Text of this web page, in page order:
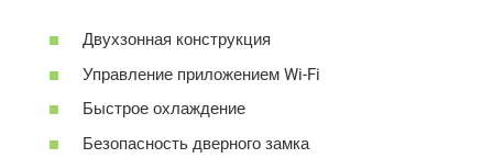
Двухзонная конструкция
Управление приложением Wi-Fi
Быстрое охлаждение
Безопасность дверного замка